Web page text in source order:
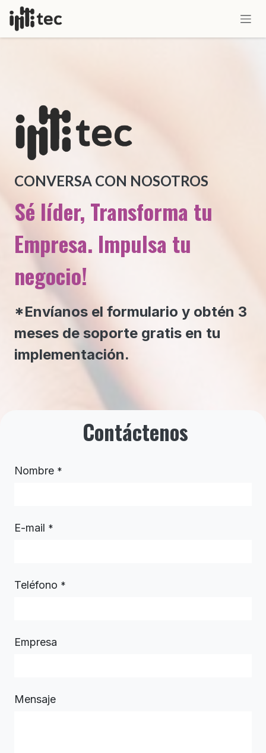
IR AL CONTENIDO
CONVERSA CON NOSOTROS
Sé líder, Transforma tu
Empresa. Impulsa tu
negocio!
*Envíanos el formulario y obtén 3
meses de soporte gratis en tu
implementación.
Contáctenos
Nombre *
E-mail *
Teléfono *
Empresa
Mensaje